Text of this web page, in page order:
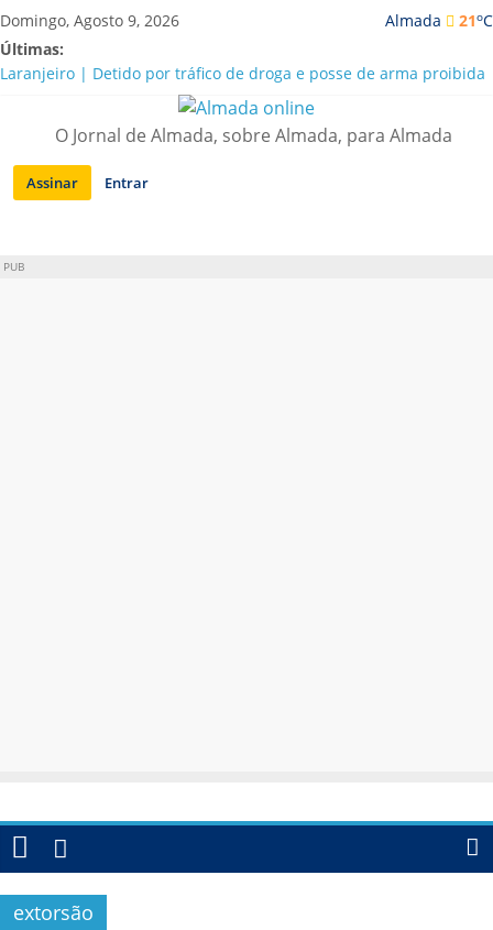
Saltar
para
conteúdo
Almada 21oC
Domingo, Agosto 9, 2026
Últimas:
Laranjeiro | Detido por tráfico de droga e posse de arma proibida
A “crise” da água em Almada: ilações e ensinamentos necessários
Costa da Caparica | Polícia Marítima e ASAE detectam
irregularidades em habitações e restaurantes
APA diz que falta de água em Almada “foi um problema de má
O Jornal de Almada, sobre Almada, para Almada
Assinar Entrar
PUB
extorsão